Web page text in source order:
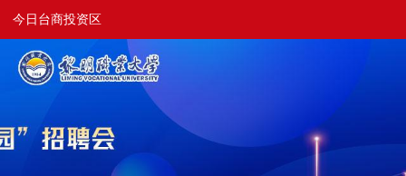
今日台商投资区